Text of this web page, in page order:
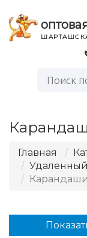
Главная